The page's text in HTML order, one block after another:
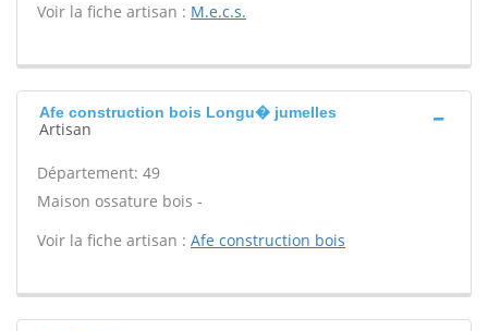
Voir la fiche artisan : M.e.c.s.
Afe construction bois Longu� jumelles
Artisan
Département: 49
Maison ossature bois -
Voir la fiche artisan : Afe construction bois